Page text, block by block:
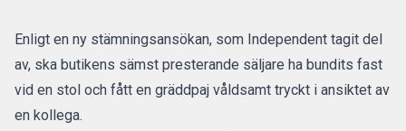
Enligt en ny stämningsansökan, som Independent tagit del
av, ska butikens sämst presterande säljare ha bundits fast
vid en stol och fått en gräddpaj våldsamt tryckt i ansiktet av
en kollega.